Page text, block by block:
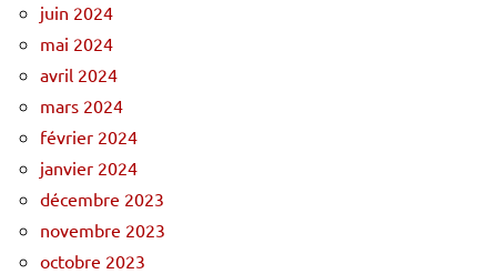
juin 2024
mai 2024
avril 2024
mars 2024
février 2024
janvier 2024
décembre 2023
novembre 2023
octobre 2023